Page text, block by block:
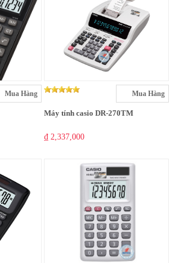
Mua Hàng Mua Hàng
Máy tính casio DR-270TM
₫ 2,337,000